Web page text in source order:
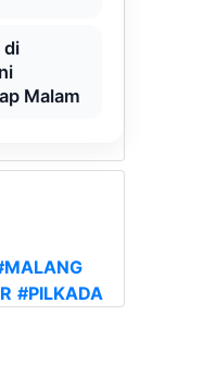
di
Malam
#PILKADA